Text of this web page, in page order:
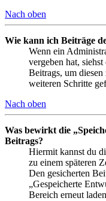
Nach oben
Wie kann ich Beiträge
Wenn ein
vergeben hat,
Beitrags, um
weiteren Schritte
Nach oben
Was bewirkt die
Beitrags?
Hiermit kannst du
zu einem späteren
Den gesicherten
„Gespeicherte
Bereich erneut